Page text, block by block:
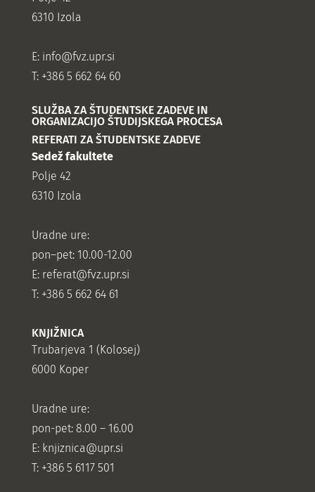
6310 Izola
E: info@fvz.upr.si
T: +386 5 662 64 60
SLUŽBA ZA ŠTUDENTSKE ZADEVE IN
ORGANIZACIJO ŠTUDIJSKEGA PROCESA
REFERATI ZA ŠTUDENTSKE ZADEVE
Sedež fakultete
Polje 42
6310 Izola
Uradne ure:
pon–pet: 10.00-12.00
E: referat@fvz.upr.si
T: +386 5 662 64 61
KNJIŽNICA
Trubarjeva 1 (Kolosej)
6000 Koper
Uradne ure:
pon-pet: 8.00 – 16.00
E: knjiznica@upr.si
T: +386 5 6117 501